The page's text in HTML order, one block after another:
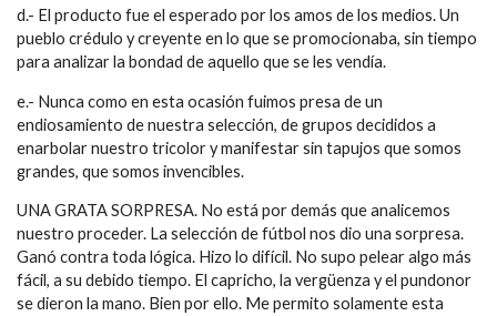
d.- El producto fue el esperado por los amos de los medios. Un
pueblo crédulo y creyente en lo que se promocionaba, sin tiempo
para analizar la bondad de aquello que se les vendía.
e.- Nunca como en esta ocasión fuimos presa de un
endiosamiento de nuestra selección, de grupos decididos a
enarbolar nuestro tricolor y manifestar sin tapujos que somos
grandes, que somos invencibles.
UNA GRATA SORPRESA. No está por demás que analicemos
nuestro proceder. La selección de fútbol nos dio una sorpresa.
Ganó contra toda lógica. Hizo lo difícil. No supo pelear algo más
fácil, a su debido tiempo. El capricho, la vergüenza y el pundonor
se dieron la mano. Bien por ello. Me permito solamente esta